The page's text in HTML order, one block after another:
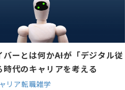
ーとは何か――AIが「デジタル従
時代のキャリアを考える
リア転職雑学